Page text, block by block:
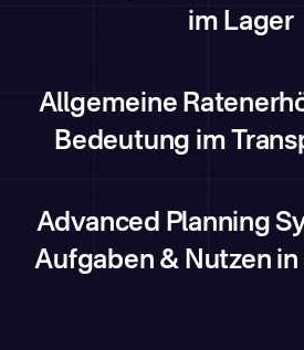
im Lager
Allgemeine
Bedeutung im
Advanced Planning
Aufgaben & Nutzen